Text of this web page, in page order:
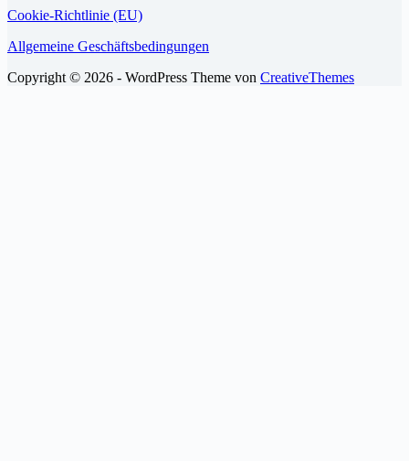
Cookie-Richtlinie (EU)
Allgemeine Geschäftsbedingungen
Copyright © 2026 - WordPress Theme von CreativeThemes